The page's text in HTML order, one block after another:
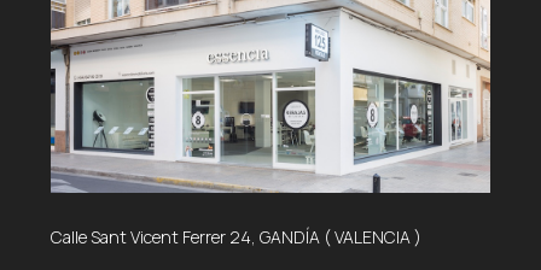
Calle Sant Vicent Ferrer 24, GANDÍA ( VALENCIA )